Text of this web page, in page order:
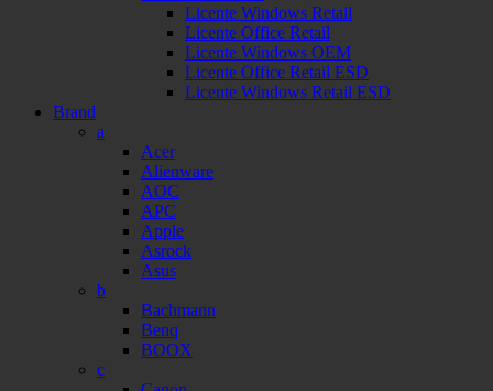
Licente Windows Retail
Licente Office Retail
Licente Windows OEM
Licente Office Retail ESD
Licente Windows Retail ESD
Brand
a
Acer
Alienware
AOC
APC
Apple
Asrock
Asus
b
Bachmann
Benq
BOOX
c